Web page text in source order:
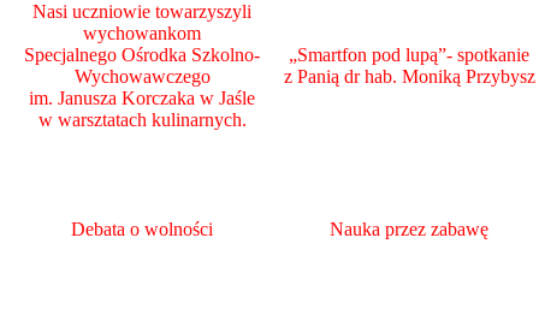
Nasi uczniowie towarzyszyli
wychowankom
Specjalnego Ośrodka Szkolno-
Wychowawczego
im. Janusza Korczaka w Jaśle
w warsztatach kulinarnych.
„Smartfon pod lupą”- spotkanie
z Panią dr hab. Moniką Przybysz
Debata o wolności Nauka przez zabawę